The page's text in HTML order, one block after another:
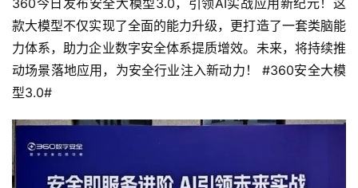
360今日发布安全大模型3.0，引领AI实战应用新纪元！这
款大模型不仅实现了全面的能力升级，更打造了一套类脑能
力体系，助力企业数字安全体系提质增效。未来，将持续推
动场景落地应用，为安全行业注入新动力！ #360安全大模
型3.0#